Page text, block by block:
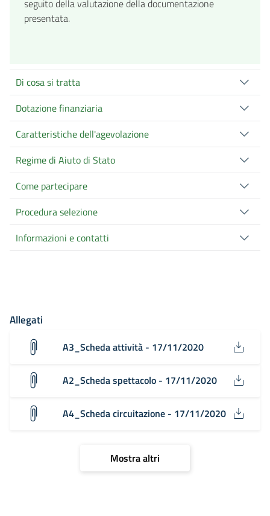
seguito della valutazione della documentazione
presentata.
Di cosa si tratta
Dotazione finanziaria
Caratteristiche dell'agevolazione
Regime di Aiuto di Stato
Come partecipare
Procedura selezione
Informazioni e contatti
Allegati
A3_Scheda attività - 17/11/2020
A2_Scheda spettacolo - 17/11/2020
A4_Scheda circuitazione - 17/11/2020
Mostra altri